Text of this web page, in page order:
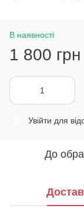
В наявності
1 800 грн
Увійти для
До